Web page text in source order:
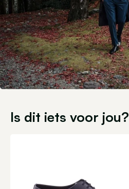
Is dit iets voor jou?